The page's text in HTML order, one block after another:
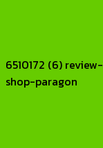
6510172 (6)
shop-paragon